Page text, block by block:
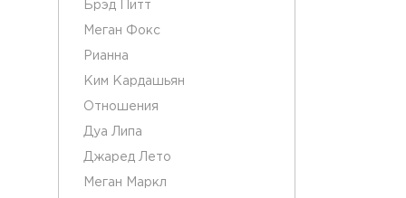
Брэд Питт
Меган Фокс
Рианна
Ким Кардашьян
Отношения
Дуа Липа
Джаред Лето
Меган Маркл